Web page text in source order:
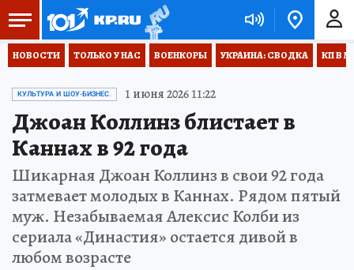
НОВОСТИ ТОЛЬКО У НАС ВОЕНКОРЫ УКРАИНА: СВОДКА КП В
КУЛЬТУРА И ШОУ-БИЗНЕС. 1 июня 2026 11:22
Джоан Коллинз блистает в
Каннах в 92 года
Шикарная Джоан Коллинз в свои 92 года
затмевает молодых в Каннах. Рядом пятый
муж. Незабываемая Алексис Колби из
сериала «Династия» остается дивой в
любом возрасте